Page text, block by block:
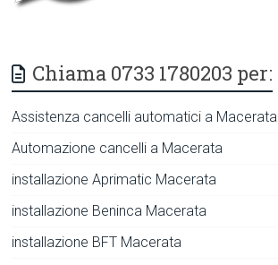
Chiama 0733 1780203 per:
Assistenza cancelli automatici a Macerata
Automazione cancelli a Macerata
installazione Aprimatic Macerata
installazione Beninca Macerata
installazione BFT Macerata